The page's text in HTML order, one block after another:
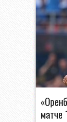
матче